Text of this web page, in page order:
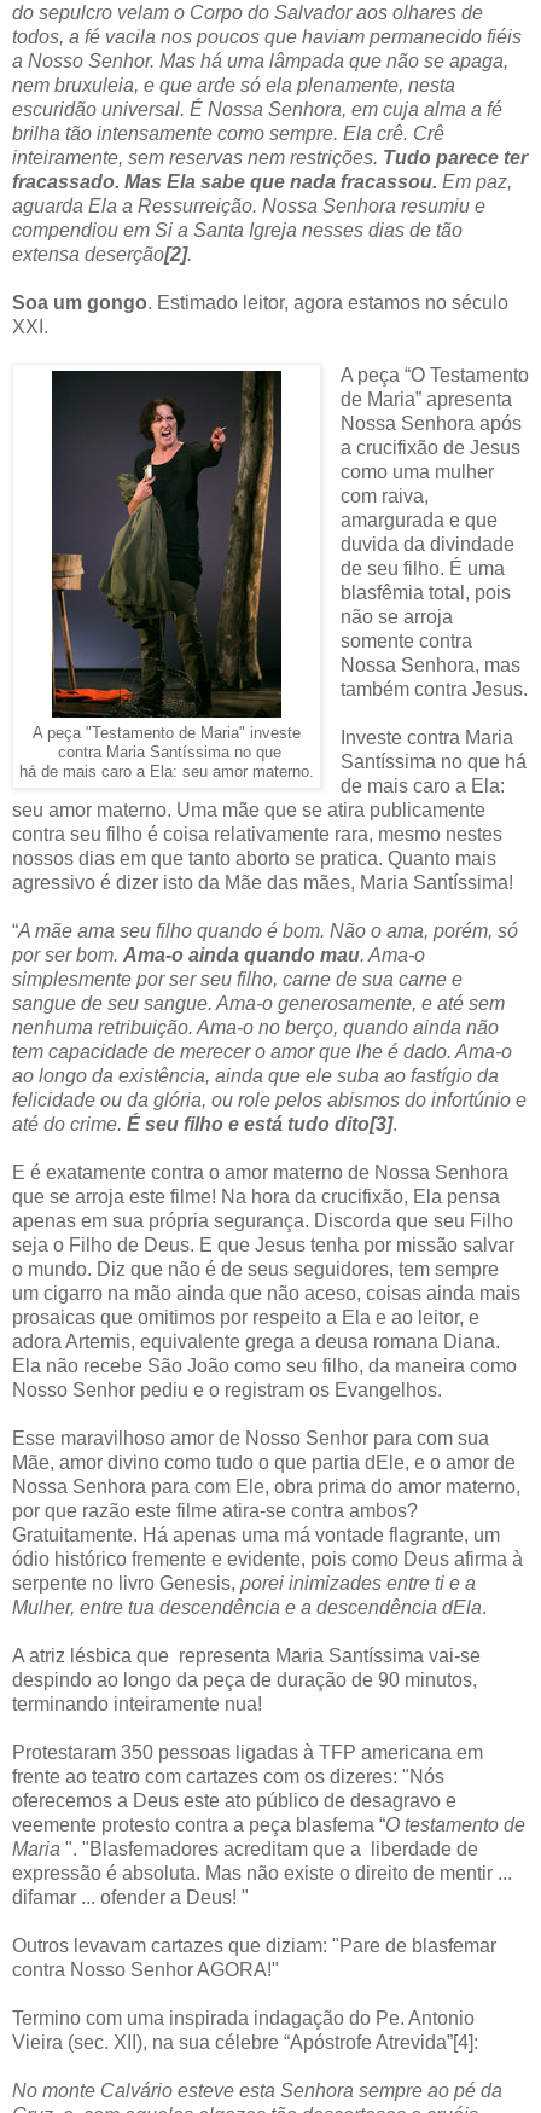
do sepulcro velam o Corpo do Salvador aos olhares de
todos, a fé vacila nos poucos que haviam permanecido fiéis
a Nosso Senhor. Mas há uma lâmpada que não se apaga,
nem bruxuleia, e que arde só ela plenamente, nesta
escuridão universal. É Nossa Senhora, em cuja alma a fé
brilha tão intensamente como sempre. Ela crê. Crê
inteiramente, sem reservas nem restrições. Tudo parece ter
fracassado. Mas Ela sabe que nada fracassou. Em paz,
aguarda Ela a Ressurreição. Nossa Senhora resumiu e
compendiou em Si a Santa Igreja nesses dias de tão
extensa deserção[2].
Soa um gongo. Estimado leitor, agora estamos no século
XXI.
A peça "Testamento de Maria" investe
contra Maria Santíssima no que
há de mais caro a Ela: seu amor materno.
A peça “O Testamento
de Maria” apresenta
Nossa Senhora após
a crucifixão de Jesus
como uma mulher
com raiva,
amargurada e que
duvida da divindade
de seu filho. É uma
blasfêmia total, pois
não se arroja
somente contra
Nossa Senhora, mas
também contra Jesus.
Investe contra Maria
Santíssima no que há
de mais caro a Ela:
seu amor materno. Uma mãe que se atira publicamente
contra seu filho é coisa relativamente rara, mesmo nestes
nossos dias em que tanto aborto se pratica. Quanto mais
agressivo é dizer isto da Mãe das mães, Maria Santíssima!
“A mãe ama seu filho quando é bom. Não o ama, porém, só
por ser bom. Ama-o ainda quando mau. Ama-o
simplesmente por ser seu filho, carne de sua carne e
sangue de seu sangue. Ama-o generosamente, e até sem
nenhuma retribuição. Ama-o no berço, quando ainda não
tem capacidade de merecer o amor que lhe é dado. Ama-o
ao longo da existência, ainda que ele suba ao fastígio da
felicidade ou da glória, ou role pelos abismos do infortúnio e
até do crime. É seu filho e está tudo dito[3].
E é exatamente contra o amor materno de Nossa Senhora
que se arroja este filme! Na hora da crucifixão, Ela pensa
apenas em sua própria segurança. Discorda que seu Filho
seja o Filho de Deus. E que Jesus tenha por missão salvar
o mundo. Diz que não é de seus seguidores, tem sempre
um cigarro na mão ainda que não aceso, coisas ainda mais
prosaicas que omitimos por respeito a Ela e ao leitor, e
adora Artemis, equivalente grega a deusa romana Diana.
Ela não recebe São João como seu filho, da maneira como
Nosso Senhor pediu e o registram os Evangelhos.
Esse maravilhoso amor de Nosso Senhor para com sua
Mãe, amor divino como tudo o que partia dEle, e o amor de
Nossa Senhora para com Ele, obra prima do amor materno,
por que razão este filme atira-se contra ambos?
Gratuitamente. Há apenas uma má vontade flagrante, um
ódio histórico fremente e evidente, pois como Deus afirma à
serpente no livro Genesis, porei inimizades entre ti e a
Mulher, entre tua descendência e a descendência dEla.
A atriz lésbica que representa Maria Santíssima vai-se
despindo ao longo da peça de duração de 90 minutos,
terminando inteiramente nua!
Protestaram 350 pessoas ligadas à TFP americana em
frente ao teatro com cartazes com os dizeres: "Nós
oferecemos a Deus este ato público de desagravo e
veemente protesto contra a peça blasfema “O testamento de
Maria ". "Blasfemadores acreditam que a liberdade de
expressão é absoluta. Mas não existe o direito de mentir ...
difamar ... ofender a Deus! "
Outros levavam cartazes que diziam: "Pare de blasfemar
contra Nosso Senhor AGORA!"
Termino com uma inspirada indagação do Pe. Antonio
Vieira (sec. XII), na sua célebre “Apóstrofe Atrevida”[4]:
No monte Calvário esteve esta Senhora sempre ao pé da